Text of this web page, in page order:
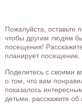
Пожалуйста, оставьте
чтобы другим людям
посещения!
планирует посещение.
Поделитесь с своими
о том, что вам
показалось
детьми, расскажите об